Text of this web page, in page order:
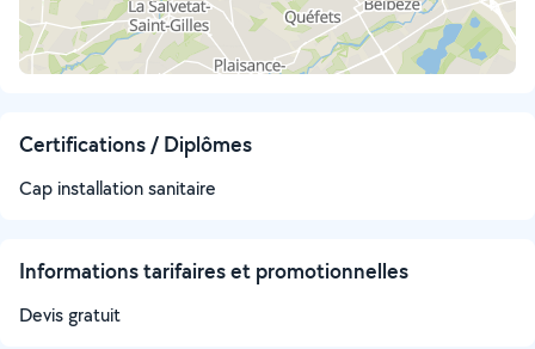
Certifications / Diplômes
Cap installation sanitaire
Informations tarifaires et promotionnelles
Devis gratuit